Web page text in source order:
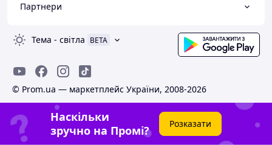
Партнери
Тема - світла BETA
© Prom.ua — маркетплейс України, 2008-2026
Наскільки
зручно на Промі?
Розказати